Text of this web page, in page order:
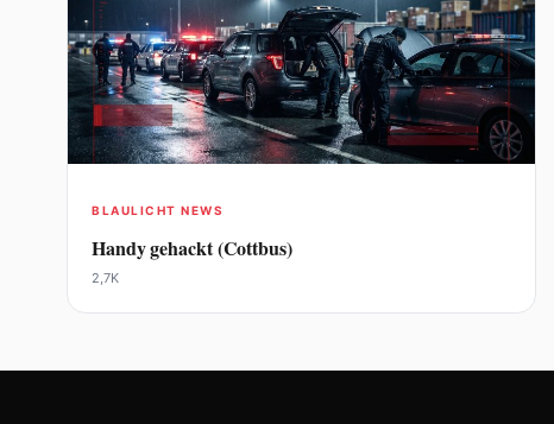
BLAULICHT NEWS
Handy gehackt (Cottbus)
2,7K